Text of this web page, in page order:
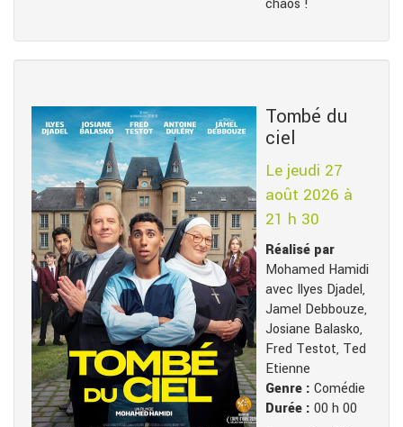
chaos !
Tombé du
ciel
Le jeudi 27
août 2026 à
21 h 30
Réalisé par
Mohamed Hamidi
avec Ilyes Djadel,
Jamel Debbouze,
Josiane Balasko,
Fred Testot, Ted
Etienne
Genre : Comédie
Durée : 00 h 00